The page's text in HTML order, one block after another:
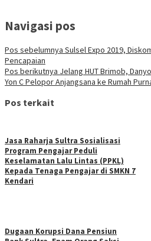
Navigasi pos
Pos sebelumnya Sulsel Expo 2019,
Pencapaian
Pos berikutnya Jelang HUT Brimob,
Yon C Pelopor Anjangsana ke Rumah
Pos terkait
Jasa Raharja Sultra Sosialisasi
Program Pengajar Peduli
Keselamatan Lalu Lintas (PPKL)
Kepada Tenaga Pengajar di SMKN 7
Kendari
Dugaan Korupsi Dana Pensiun